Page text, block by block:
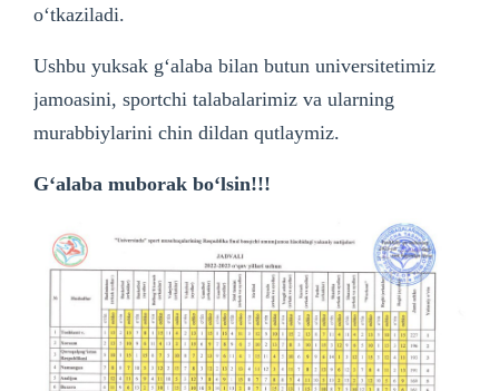
o‘tkaziladi.
Ushbu yuksak g‘alaba bilan butun universitetimiz
jamoasini, sportchi talabalarimiz va ularning
murabbiylarini chin dildan qutlaymiz.
G‘alaba muborak bo‘lsin!!!